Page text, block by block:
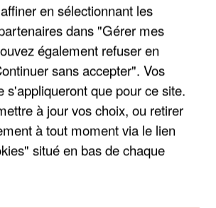
"JE SUIS À DISPOSITION DES
ENFOIRÉS"
"ON A TOUS LE TRAC"
en sélectionnant les
dans "Gérer mes
également refuser en
sans accepter". Vos
s'appliqueront que pour ce site.
à jour vos choix, ou retirer
à tout moment via le lien
situé en bas de chaque